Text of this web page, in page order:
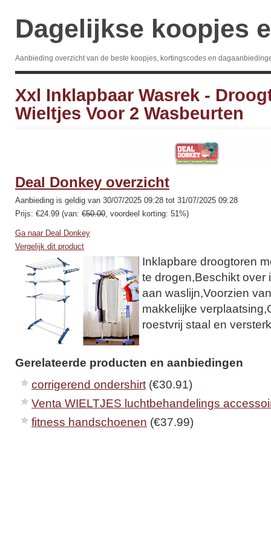
Dagelijkse koopjes
Aanbieding overzicht van de beste koopjes, kortingscodes en
Xxl Inklapbaar Wasrek -
Wieltjes Voor 2 Wasbeurten
Deal Donkey overzicht
Aanbieding is geldig van 30/07/2025 09:28 tot 31/07/2025 09:28
Prijs: €24.99 (van: €50.00, voordeel korting: 51%)
Ga naar Deal Donkey
Vergelijk dit product
Inklapbare droogtoren
te drogen,Beschikt over
aan waslijn,Voorzien
makkelijke
roestvrij staal en
Gerelateerde producten en aanbiedingen
corrigerend ondershirt (€30.91)
Venta WIELTJES luchtbehandelings
fitness handschoenen (€37.99)